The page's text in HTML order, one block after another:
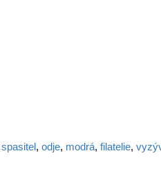
spasitel, odje, modrá, filatelie,